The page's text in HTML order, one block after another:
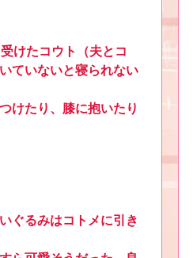
けたコウト（夫とコ
ていないと寝られない
けたり、膝に抱いたり
ぐるみはコトメに引き